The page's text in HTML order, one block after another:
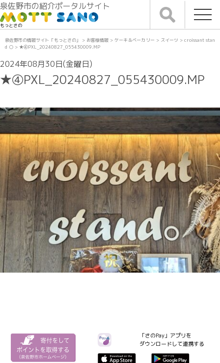
泉佐野市の紹介ポータルサイト
もっとさの
泉佐野市の情報サイト「もっとさの」 > お客様情報 >ケーキ＆ベーカリー > スイーツ > croissant stan
d ○ > ★④PXL_20240827_055430009.MP
2024年08月30日(金曜日)
★④PXL_20240827_055430009.MP
「さのPay」アプリを
ダウンロードして連携する